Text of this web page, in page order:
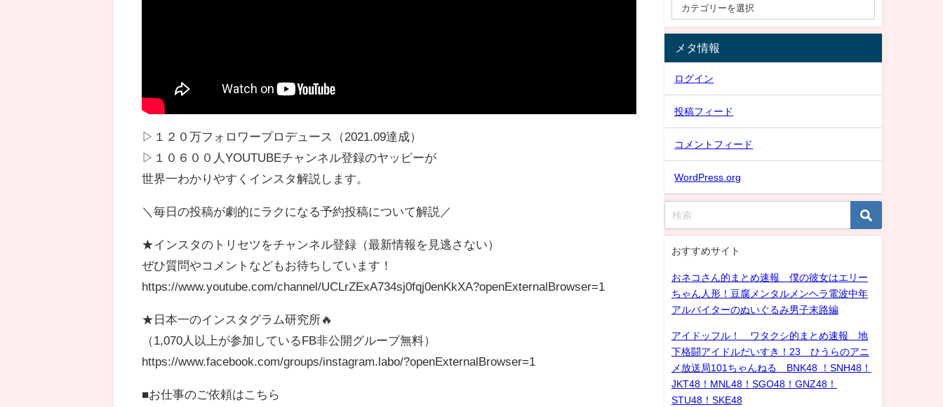
▷１２０万フォロワープロデュース（2021.09達成）
▷１０６００人YOUTUBEチャンネル登録のヤッピーが
世界一わかりやすくインスタ解説します。
＼毎日の投稿が劇的にラクになる予約投稿について解説／
★インスタのトリセツをチャンネル登録（最新情報を見逃さない）
ぜひ質問やコメントなどもお待ちしています！
https://www.youtube.com/channel/UCLrZExA734sj0fqj0enKkXA?openExternalBrowser=1
★日本一のインスタグラム研究所🔥
（1,070人以上が参加しているFB非公開グループ無料）
https://www.facebook.com/groups/instagram.labo/?openExternalBrowser=1
■お仕事のご依頼はこちら
メタ情報
ログイン
投稿フィード
コメントフィード
WordPress.org
おすすめサイト
おネコさん的まとめ速報 僕の彼女はエリー
ちゃん人形！豆腐メンタルメンヘラ電波中年
アルバイターのぬいぐるみ男子末路編
アイドッフル！ ワタクシ的まとめ速報 地
下格闘アイドルだいすき！23 ひうらのアニ
メ放送局101ちゃんねる BNK48 ！SNH48！
JKT48！MNL48！SGO48！GNZ48！
STU48！SKE48